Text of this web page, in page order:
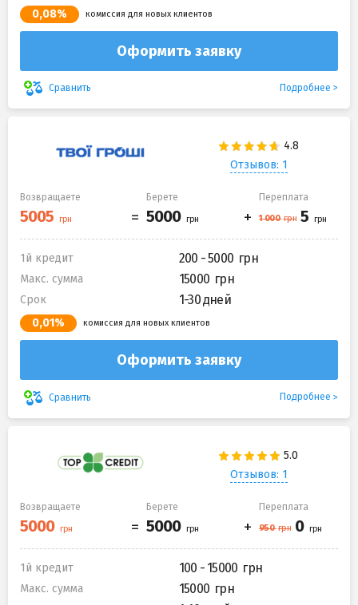
0,08% комиссия для новых клиентов
Оформить заявку
Сравнить Подробнее
Отзывов: 1
Возвращаете Берете Переплата
1й кредит 200 - 5000
Макс. сумма 15000
Срок 1-30 дней
0,01% комиссия для новых клиентов
Оформить заявку
Сравнить Подробнее
Отзывов: 1
Возвращаете Берете Переплата
1й кредит 100 - 15000
Макс. сумма 15000